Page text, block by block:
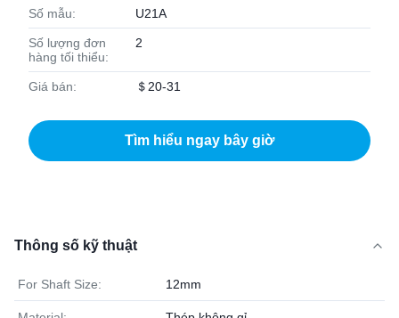
Số mẫu: U21A
Số lượng đơn
hàng tối thiểu:
2
Giá bán: ＄20-31
Tìm hiểu ngay bây giờ
Thông số kỹ thuật
For Shaft Size: 12mm